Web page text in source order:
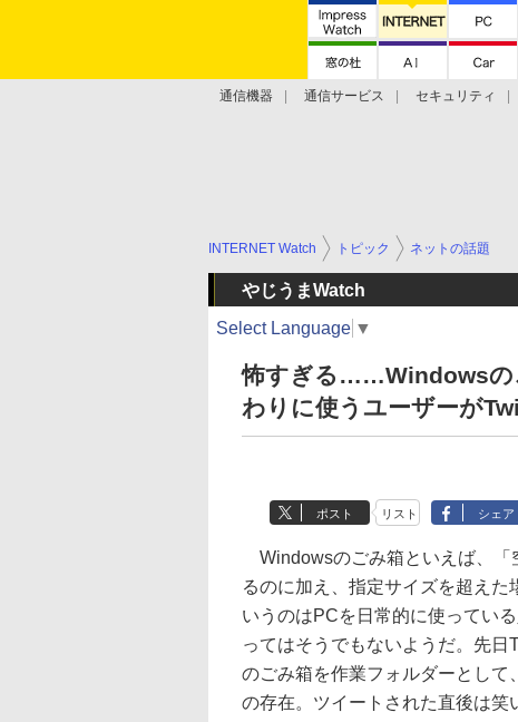
通信機器 通信サービス セキュリティ
INTERNET Watch トピック ネットの話題
やじうまWatch
Select Language ▼
怖すぎる……Windowsの
わりに使うユーザーが
ポスト リスト シェア
Windowsのごみ箱といえば、「
るのに加え、指定サイズを超え
いうのはPCを日常的に使ってい
ってはそうでもないようだ。先
のごみ箱を作業フォルダーとして
の存在。ツイートされた直後は笑